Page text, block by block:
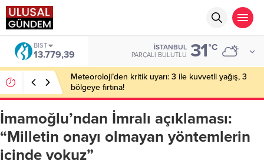
BIST
13.779,39
İSTANBUL
PARÇALI BULUTLU 31°C
Meteoroloji’den kritik uyarı: 3 ile kuvvetli yağış, 3
bölgeye fırtına!
İmamoğlu’ndan İmralı açıklaması:
“Milletin onayı olmayan yöntemlerin
içinde yokuz”